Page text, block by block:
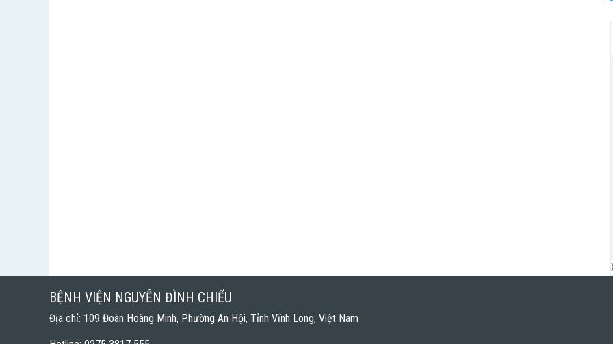
BỆNH VIỆN NGUYỄN ĐÌNH CHIỂU
Địa chỉ: 109 Đoàn Hoàng Minh, Phường An Hội, Tỉnh Vĩnh Long, Việt Nam